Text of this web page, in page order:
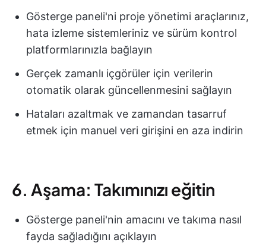
Gösterge paneli'ni proje yönetimi araçlarınız,
hata izleme sistemleriniz ve sürüm kontrol
platformlarınızla bağlayın
Gerçek zamanlı içgörüler için verilerin
otomatik olarak güncellenmesini sağlayın
Hataları azaltmak ve zamandan tasarruf
etmek için manuel veri girişini en aza indirin
6. Aşama: Takımınızı eğitin
Gösterge paneli'nin amacını ve takıma nasıl
fayda sağladığını açıklayın